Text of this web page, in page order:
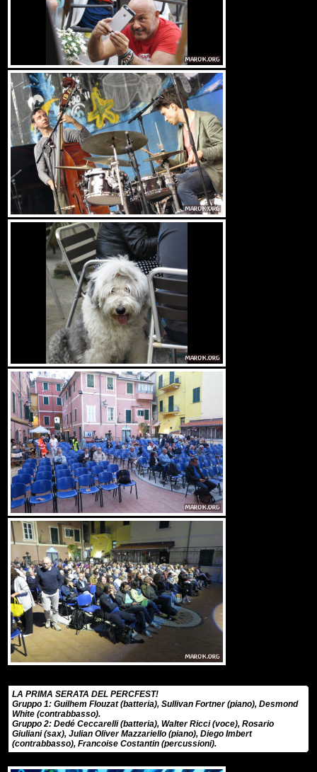
LA PRIMA SERATA DEL PERCFEST!
Gruppo 1: Guilhem Flouzat (batteria), Sullivan Fortner (piano), Desmond
White (contrabbasso).
Gruppo 2: Dedé Ceccarelli (batteria), Walter Ricci (voce), Rosario
Giuliani (sax), Julian Oliver Mazzariello (piano), Diego Imbert
(contrabbasso), Francoise Costantin (percussioni).